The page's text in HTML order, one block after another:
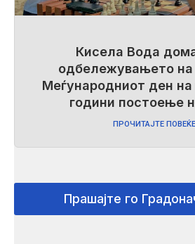
Кисела Вода
одбележувањето на
Меѓународниот ден на
години постоење
ПРОЧИТАЈТЕ
Прашајте го